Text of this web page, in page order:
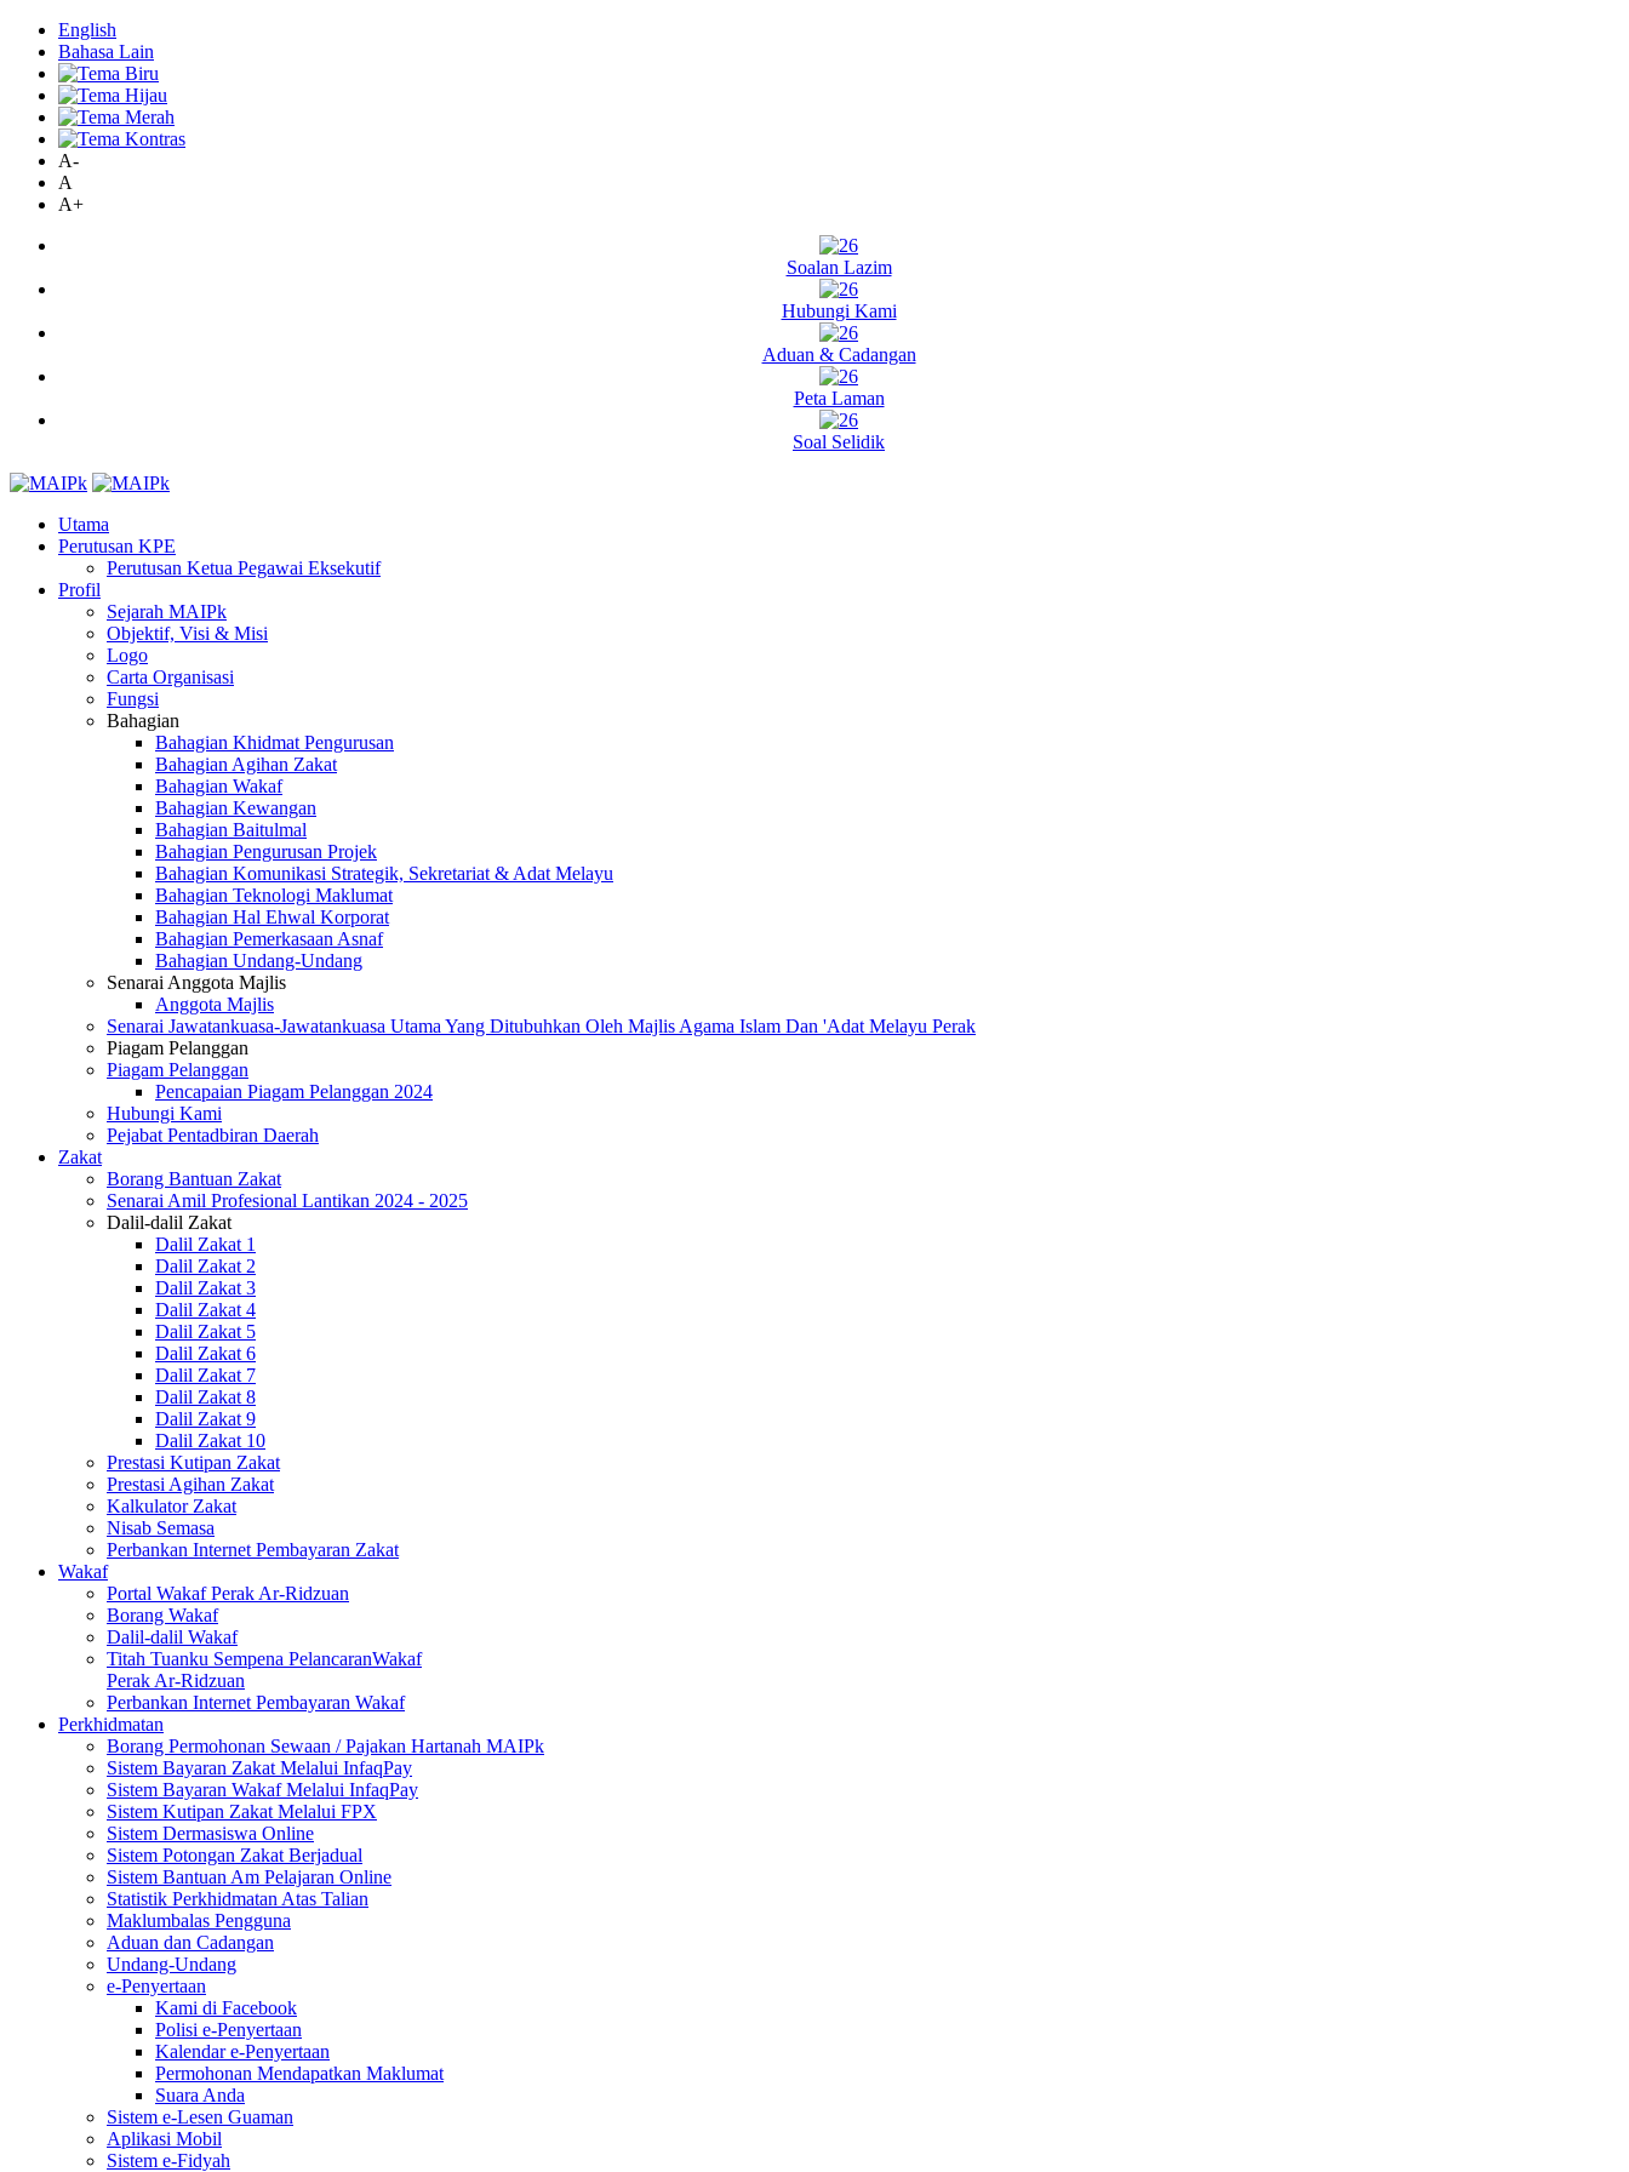
English
Bahasa Lain
A-
A
A+
Soalan Lazim
Hubungi Kami
Aduan & Cadangan
Peta Laman
Soal Selidik
Utama
Perutusan KPE
Perutusan Ketua Pegawai Eksekutif
Profil
Sejarah MAIPk
Objektif, Visi & Misi
Logo
Carta Organisasi
Fungsi
Bahagian
Bahagian Khidmat Pengurusan
Bahagian Agihan Zakat
Bahagian Wakaf
Bahagian Kewangan
Bahagian Baitulmal
Bahagian Pengurusan Projek
Bahagian Komunikasi Strategik, Sekretariat & Adat Melayu
Bahagian Teknologi Maklumat
Bahagian Hal Ehwal Korporat
Bahagian Pemerkasaan Asnaf
Bahagian Undang-Undang
Senarai Anggota Majlis
Anggota Majlis
Senarai Jawatankuasa-Jawatankuasa Utama Yang Ditubuhkan Oleh Majlis Agama Islam Dan 'Adat Melayu Perak
Piagam Pelanggan
Piagam Pelanggan
Pencapaian Piagam Pelanggan 2024
Hubungi Kami
Pejabat Pentadbiran Daerah
Zakat
Borang Bantuan Zakat
Senarai Amil Profesional Lantikan 2024 - 2025
Dalil-dalil Zakat
Dalil Zakat 1
Dalil Zakat 2
Dalil Zakat 3
Dalil Zakat 4
Dalil Zakat 5
Dalil Zakat 6
Dalil Zakat 7
Dalil Zakat 8
Dalil Zakat 9
Dalil Zakat 10
Prestasi Kutipan Zakat
Prestasi Agihan Zakat
Kalkulator Zakat
Nisab Semasa
Perbankan Internet Pembayaran Zakat
Wakaf
Portal Wakaf Perak Ar-Ridzuan
Borang Wakaf
Dalil-dalil Wakaf
Titah Tuanku Sempena PelancaranWakaf
Perak Ar-Ridzuan
Perbankan Internet Pembayaran Wakaf
Perkhidmatan
Borang Permohonan Sewaan / Pajakan Hartanah MAIPk
Sistem Bayaran Zakat Melalui InfaqPay
Sistem Bayaran Wakaf Melalui InfaqPay
Sistem Kutipan Zakat Melalui FPX
Sistem Dermasiswa Online
Sistem Potongan Zakat Berjadual
Sistem Bantuan Am Pelajaran Online
Statistik Perkhidmatan Atas Talian
Maklumbalas Pengguna
Aduan dan Cadangan
Undang-Undang
e-Penyertaan
Kami di Facebook
Polisi e-Penyertaan
Kalendar e-Penyertaan
Permohonan Mendapatkan Maklumat
Suara Anda
Sistem e-Lesen Guaman
Aplikasi Mobil
Sistem e-Fidyah